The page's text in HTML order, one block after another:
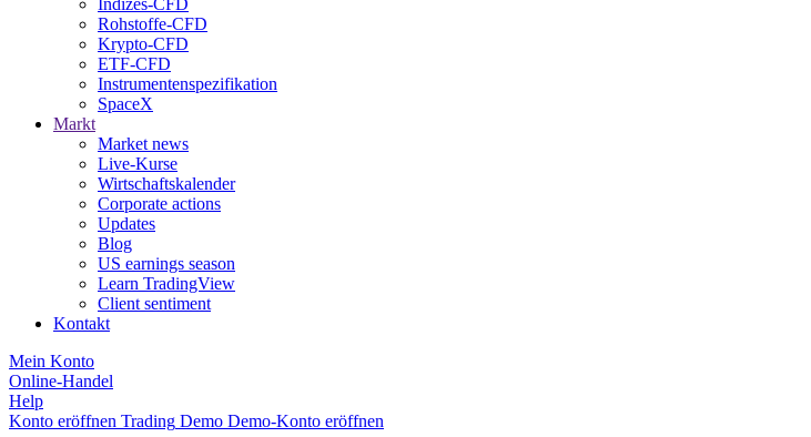
Rohstoffe-CFD
Krypto-CFD
ETF-CFD
Instrumentenspezifikation
SpaceX
Markt
Market news
Live-Kurse
Wirtschaftskalender
Corporate actions
Updates
Blog
US earnings season
Learn TradingView
Client sentiment
Kontakt
Mein Konto
Online-Handel
Help
Konto eröffnen Trading Demo Demo-Konto eröffnen